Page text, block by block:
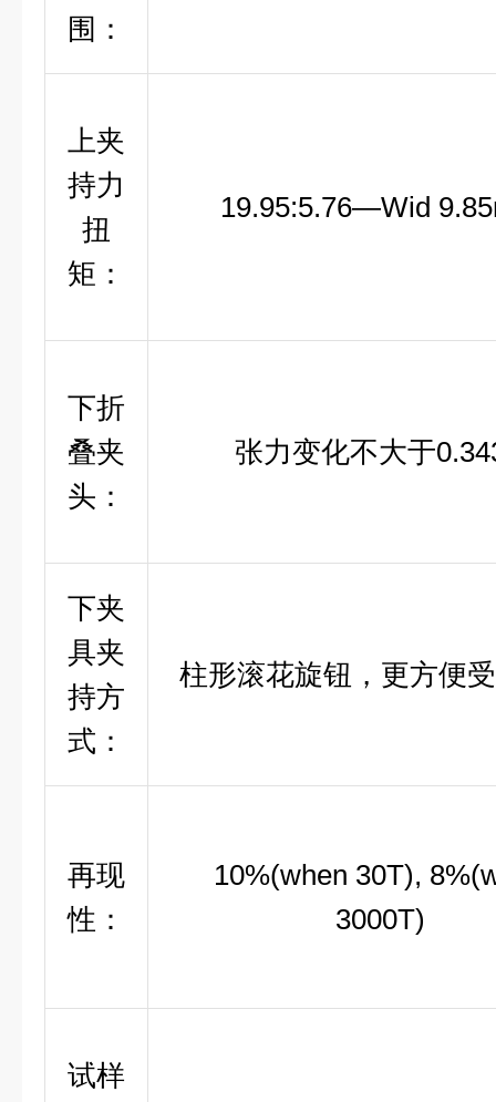
围：
上夹
持力
扭
矩：
19.95:5.76—Wid
下折
叠夹
头：
张力变化不大于
下夹
具夹
持方
式：
柱形滚花旋钮，更方便
再现
性：
10%(when 30T),
3000T)
试样